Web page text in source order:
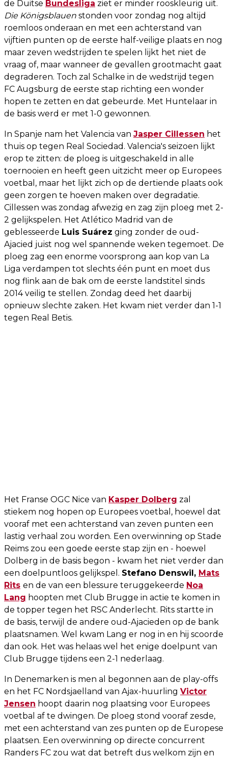
de Duitse Bundesliga ziet er minder rooskleurig uit.
Die Königsblauen stonden voor zondag nog altijd
roemloos onderaan en met een achterstand van
vijftien punten op de eerste half-veilige plaats en nog
maar zeven wedstrijden te spelen lijkt het niet de
vraag of, maar wanneer de gevallen grootmacht gaat
degraderen. Toch zal Schalke in de wedstrijd tegen
FC Augsburg de eerste stap richting een wonder
hopen te zetten en dat gebeurde. Met Huntelaar in
de basis werd er met 1-0 gewonnen.
In Spanje nam het Valencia van Jasper Cillessen het
thuis op tegen Real Sociedad. Valencia's seizoen lijkt
erop te zitten: de ploeg is uitgeschakeld in alle
toernooien en heeft geen uitzicht meer op Europees
voetbal, maar het lijkt zich op de dertiende plaats ook
geen zorgen te hoeven maken over degradatie.
Cillessen was zondag afwezig en zag zijn ploeg met 2-
2 gelijkspelen. Het Atlético Madrid van de
geblesseerde Luis Suárez ging zonder de oud-
Ajacied juist nog wel spannende weken tegemoet. De
ploeg zag een enorme voorsprong aan kop van La
Liga verdampen tot slechts één punt en moet dus
nog flink aan de bak om de eerste landstitel sinds
2014 veilig te stellen. Zondag deed het daarbij
opnieuw slechte zaken. Het kwam niet verder dan 1-1
tegen Real Betis.
Het Franse OGC Nice van Kasper Dolberg zal
stiekem nog hopen op Europees voetbal, hoewel dat
vooraf met een achterstand van zeven punten een
lastig verhaal zou worden. Een overwinning op Stade
Reims zou een goede eerste stap zijn en - hoewel
Dolberg in de basis begon - kwam het niet verder dan
een doelpuntloos gelijkspel. Stefano Denswil, Mats
Rits en de van een blessure teruggekeerde Noa
Lang hoopten met Club Brugge in actie te komen in
de topper tegen het RSC Anderlecht. Rits startte in
de basis, terwijl de andere oud-Ajacieden op de bank
plaatsnamen. Wel kwam Lang er nog in en hij scoorde
dan ook. Het was helaas wel het enige doelpunt van
Club Brugge tijdens een 2-1 nederlaag.
In Denemarken is men al begonnen aan de play-offs
en het FC Nordsjaelland van Ajax-huurling Victor
Jensen hoopt daarin nog plaatsing voor Europees
voetbal af te dwingen. De ploeg stond vooraf zesde,
met een achterstand van zes punten op de Europese
plaatsen. Een overwinning op directe concurrent
Randers FC zou wat dat betreft dus welkom zijn en